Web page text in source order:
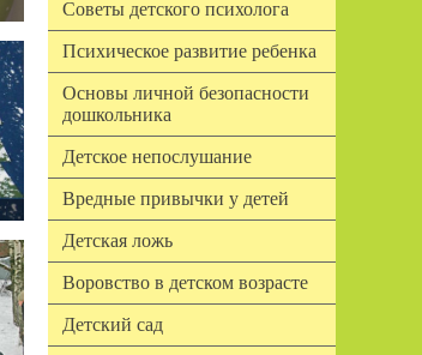
Советы детского психолога
Психическое развитие ребенка
Основы личной безопасности
дошкольника
Детское непослушание
Вредные привычки у детей
Детская ложь
Воровство в детском возрасте
Детский сад